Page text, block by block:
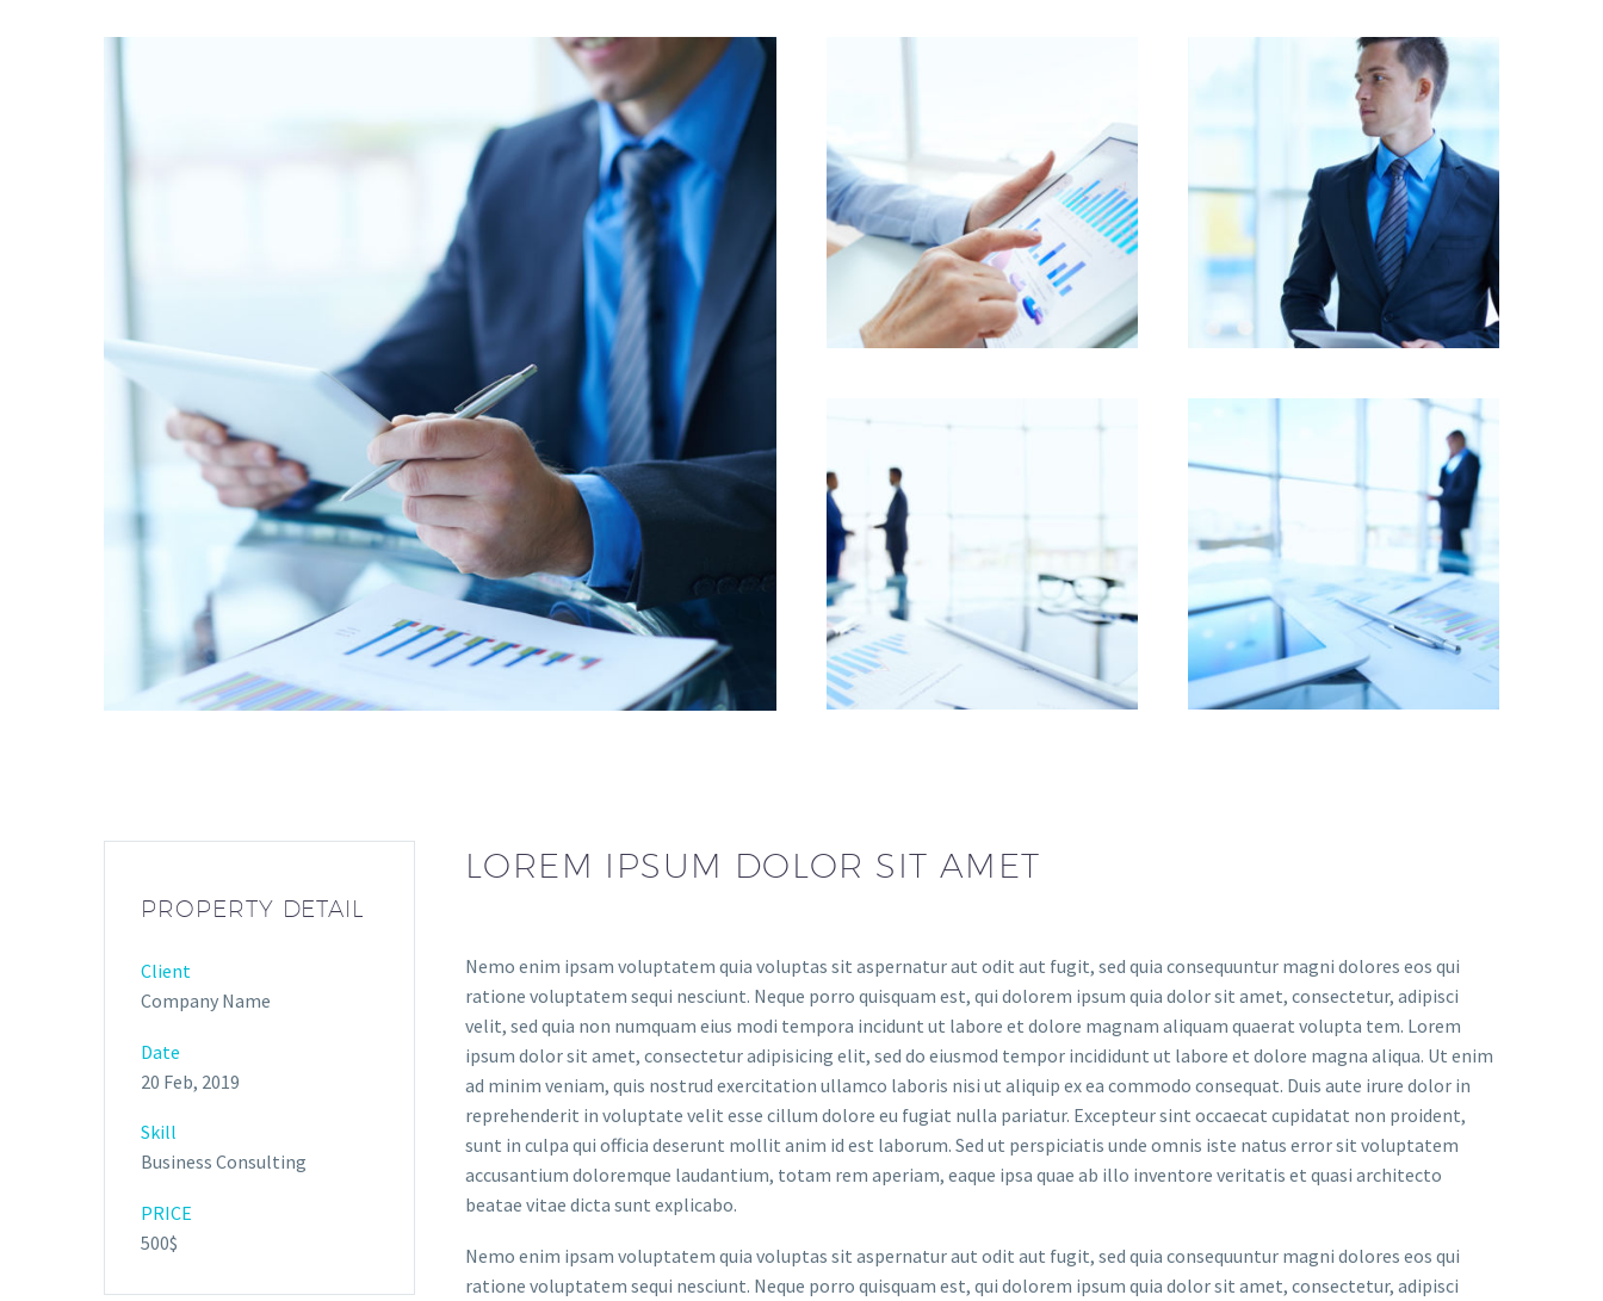
PROPERTY DETAIL
Client
Company Name
Date
20 Feb, 2019
Skill
Business Consulting
PRICE
500$
LOREM IPSUM DOLOR SIT AMET
Nemo enim ipsam voluptatem quia voluptas sit aspernatur aut odit aut fugit, sed quia consequuntur magni dolores eos qui
ratione voluptatem sequi nesciunt. Neque porro quisquam est, qui dolorem ipsum quia dolor sit amet, consectetur, adipisci
velit, sed quia non numquam eius modi tempora incidunt ut labore et dolore magnam aliquam quaerat volupta tem. Lorem
ipsum dolor sit amet, consectetur adipisicing elit, sed do eiusmod tempor incididunt ut labore et dolore magna aliqua. Ut enim
ad minim veniam, quis nostrud exercitation ullamco laboris nisi ut aliquip ex ea commodo consequat. Duis aute irure dolor in
reprehenderit in voluptate velit esse cillum dolore eu fugiat nulla pariatur. Excepteur sint occaecat cupidatat non proident,
sunt in culpa qui officia deserunt mollit anim id est laborum. Sed ut perspiciatis unde omnis iste natus error sit voluptatem
accusantium doloremque laudantium, totam rem aperiam, eaque ipsa quae ab illo inventore veritatis et quasi architecto
beatae vitae dicta sunt explicabo.
Nemo enim ipsam voluptatem quia voluptas sit aspernatur aut odit aut fugit, sed quia consequuntur magni dolores eos qui
ratione voluptatem sequi nesciunt. Neque porro quisquam est, qui dolorem ipsum quia dolor sit amet, consectetur, adipisci